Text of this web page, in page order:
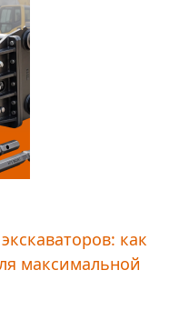
как
максимальной